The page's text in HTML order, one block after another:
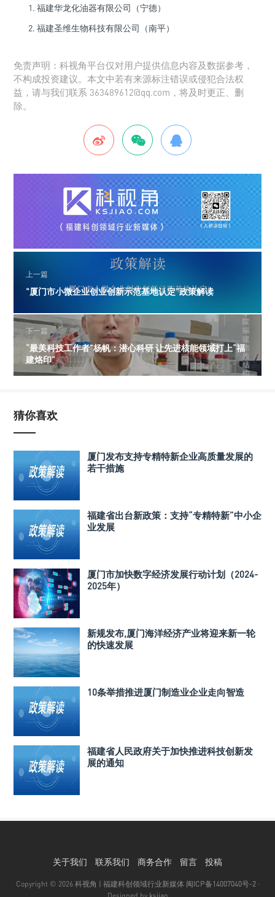
福建华龙化油器有限公司（宁德）
福建圣维生物科技有限公司（南平）
免责声明：科视角平台仅对用户提供信息内容及数据参考，
不构成投资建议。本文中若有来源标注错误或侵犯合法权
益，请与我们联系 363489612@qq.com，将及时更正、删
除。
上一篇
"厦门市小微企业创业创新示范基地认定”政策解读
下一篇
“最美科技工作者”杨帆：潜心科研 让先进核能领域打上“福
建烙印”
猜你喜欢
厦门发布支持专精特新企业高质量发展的
若干措施
福建省出台新政策：支持“专精特新”中小企
业发展
厦门市加快数字经济发展行动计划（2024-
2025年）
新规发布,厦门海洋经济产业将迎来新一轮
的快速发展
10条举措推进厦门制造业企业走向智造
福建省人民政府关于加快推进科技创新发
展的通知
关于我们 联系我们 商务合作 留言 投稿
Copyright © 2026 科视角 | 福建科创领域行业新媒体 闽ICP备14007040号-2·